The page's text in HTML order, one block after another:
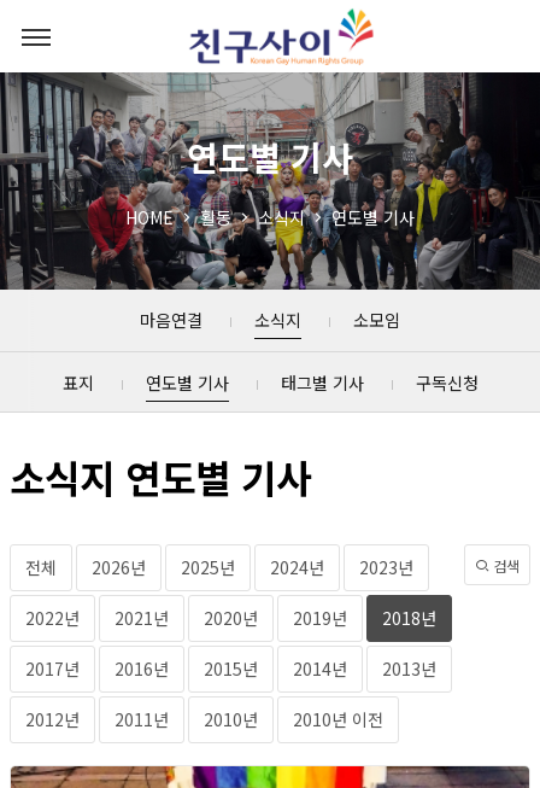
연도별 기사
HOME 활동 소식지 연도별 기사
마음연결 소식지 소모임
표지 연도별 기사 태그별 기사 구독신청
소식지 연도별 기사
전체 2026년 2025년 2024년 2023년
2022년 2021년 2020년 2019년 2018년
2017년 2016년 2015년 2014년 2013년
2012년 2011년 2010년 2010년 이전
검색